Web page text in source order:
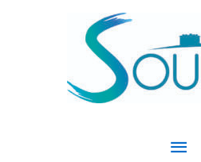
MENU